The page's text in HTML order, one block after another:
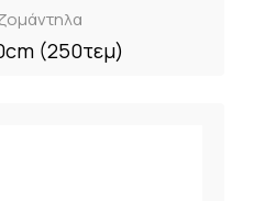
(250τεμ)